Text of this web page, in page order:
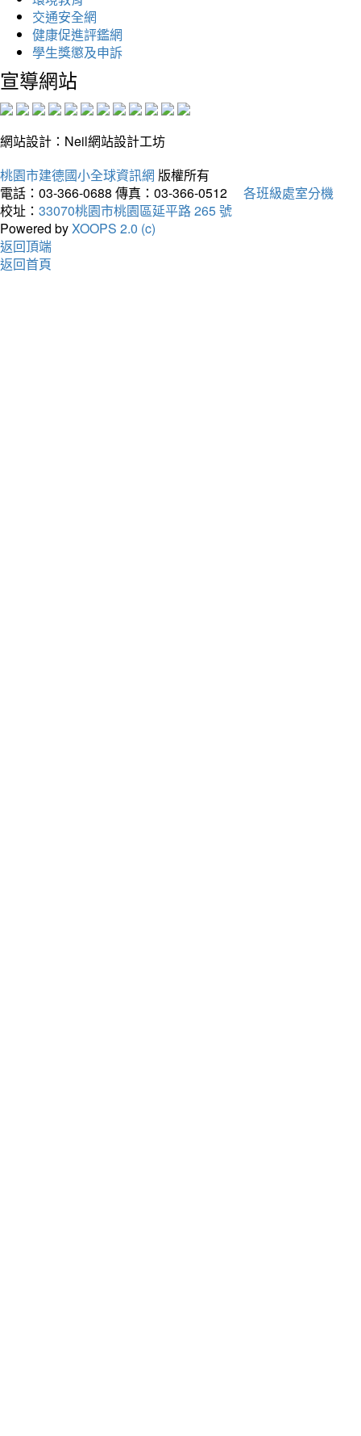
交通安全網
健康促進評鑑網
學生獎懲及申訴
宣導網站
網站設計：Neil網站設計工坊
桃園市建德國小全球資訊網 版權所有
電話：03-366-0688 傳真：03-366-0512
各班級處室分機
校址： 33070桃園市桃園區延平路 265 號
Powered byXOOPS 2.0 (c)
返回頂端
返回首頁